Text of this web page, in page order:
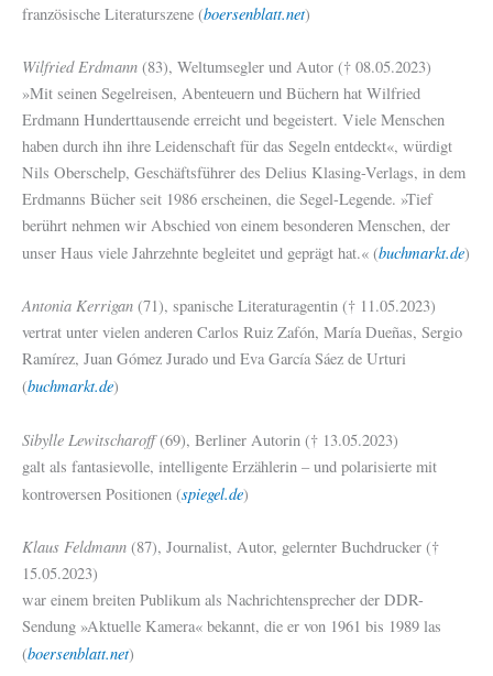
französische Literaturszene (boersenblatt.net)
Wilfried Erdmann (83), Weltumsegler und Autor († 08.05.2023)
»Mit seinen Segelreisen, Abenteuern und Büchern hat Wilfried
Erdmann Hunderttausende erreicht und begeistert. Viele Menschen
haben durch ihn ihre Leidenschaft für das Segeln entdeckt«, würdigt
Nils Oberschelp, Geschäftsführer des Delius Klasing-Verlags, in dem
Erdmanns Bücher seit 1986 erscheinen, die Segel-Legende. »Tief
berührt nehmen wir Abschied von einem besonderen Menschen, der
unser Haus viele Jahrzehnte begleitet und geprägt hat.« (buchmarkt.de)
Antonia Kerrigan (71), spanische Literaturagentin († 11.05.2023)
vertrat unter vielen anderen Carlos Ruiz Zafón, María Dueñas, Sergio
Ramírez, Juan Gómez Jurado und Eva García Sáez de Urturi
(buchmarkt.de)
Sibylle Lewitscharoff(69), Berliner Autorin († 13.05.2023)
galt als fantasievolle, intelligente Erzählerin – und polarisierte mit
kontroversen Positionen (spiegel.de)
Klaus Feldmann (87), Journalist, Autor, gelernter Buchdrucker (†
15.05.2023)
war einem breiten Publikum als Nachrichtensprecher der DDR-
Sendung »Aktuelle Kamera« bekannt, die er von 1961 bis 1989 las
(boersenblatt.net)